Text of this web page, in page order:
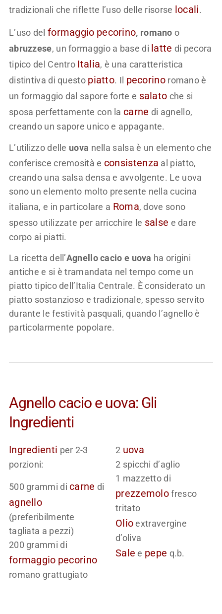
tradizionali che riflette l’uso delle risorse locali.
L’uso del formaggio pecorino, romano o
abruzzese, un formaggio a base di latte di pecora
tipico del Centro Italia, è una caratteristica
distintiva di questo piatto. Il pecorinoromano è
un formaggio dal sapore forte e salato che si
sposa perfettamente con la carne di agnello,
creando un sapore unico e appagante.
L’utilizzo delle uova nella salsa è un elemento che
conferisce cremosità e consistenza al piatto,
creando una salsa densa e avvolgente. Le uova
sono un elemento molto presente nella cucina
italiana, e in particolare a Roma, dove sono
spesso utilizzate per arricchire le salse e dare
corpo ai piatti.
La ricetta dell’Agnello cacio e uova ha origini
antiche e si è tramandata nel tempo come un
piatto tipico dell’Italia Centrale. È considerato un
piatto sostanzioso e tradizionale, spesso servito
durante le festività pasquali, quando l’agnello è
particolarmente popolare.
Agnello cacio e uova: Gli
Ingredienti
Ingredienti per 2-3
porzioni:
500 grammi di carne di
agnello
(preferibilmente
tagliata a pezzi)
200 grammi di
formaggio pecorino
romano grattugiato
2 uova
2 spicchi d’aglio
1 mazzetto di
prezzemolofresco
tritato
Olioextravergine
d’oliva
Sale e pepe q.b.